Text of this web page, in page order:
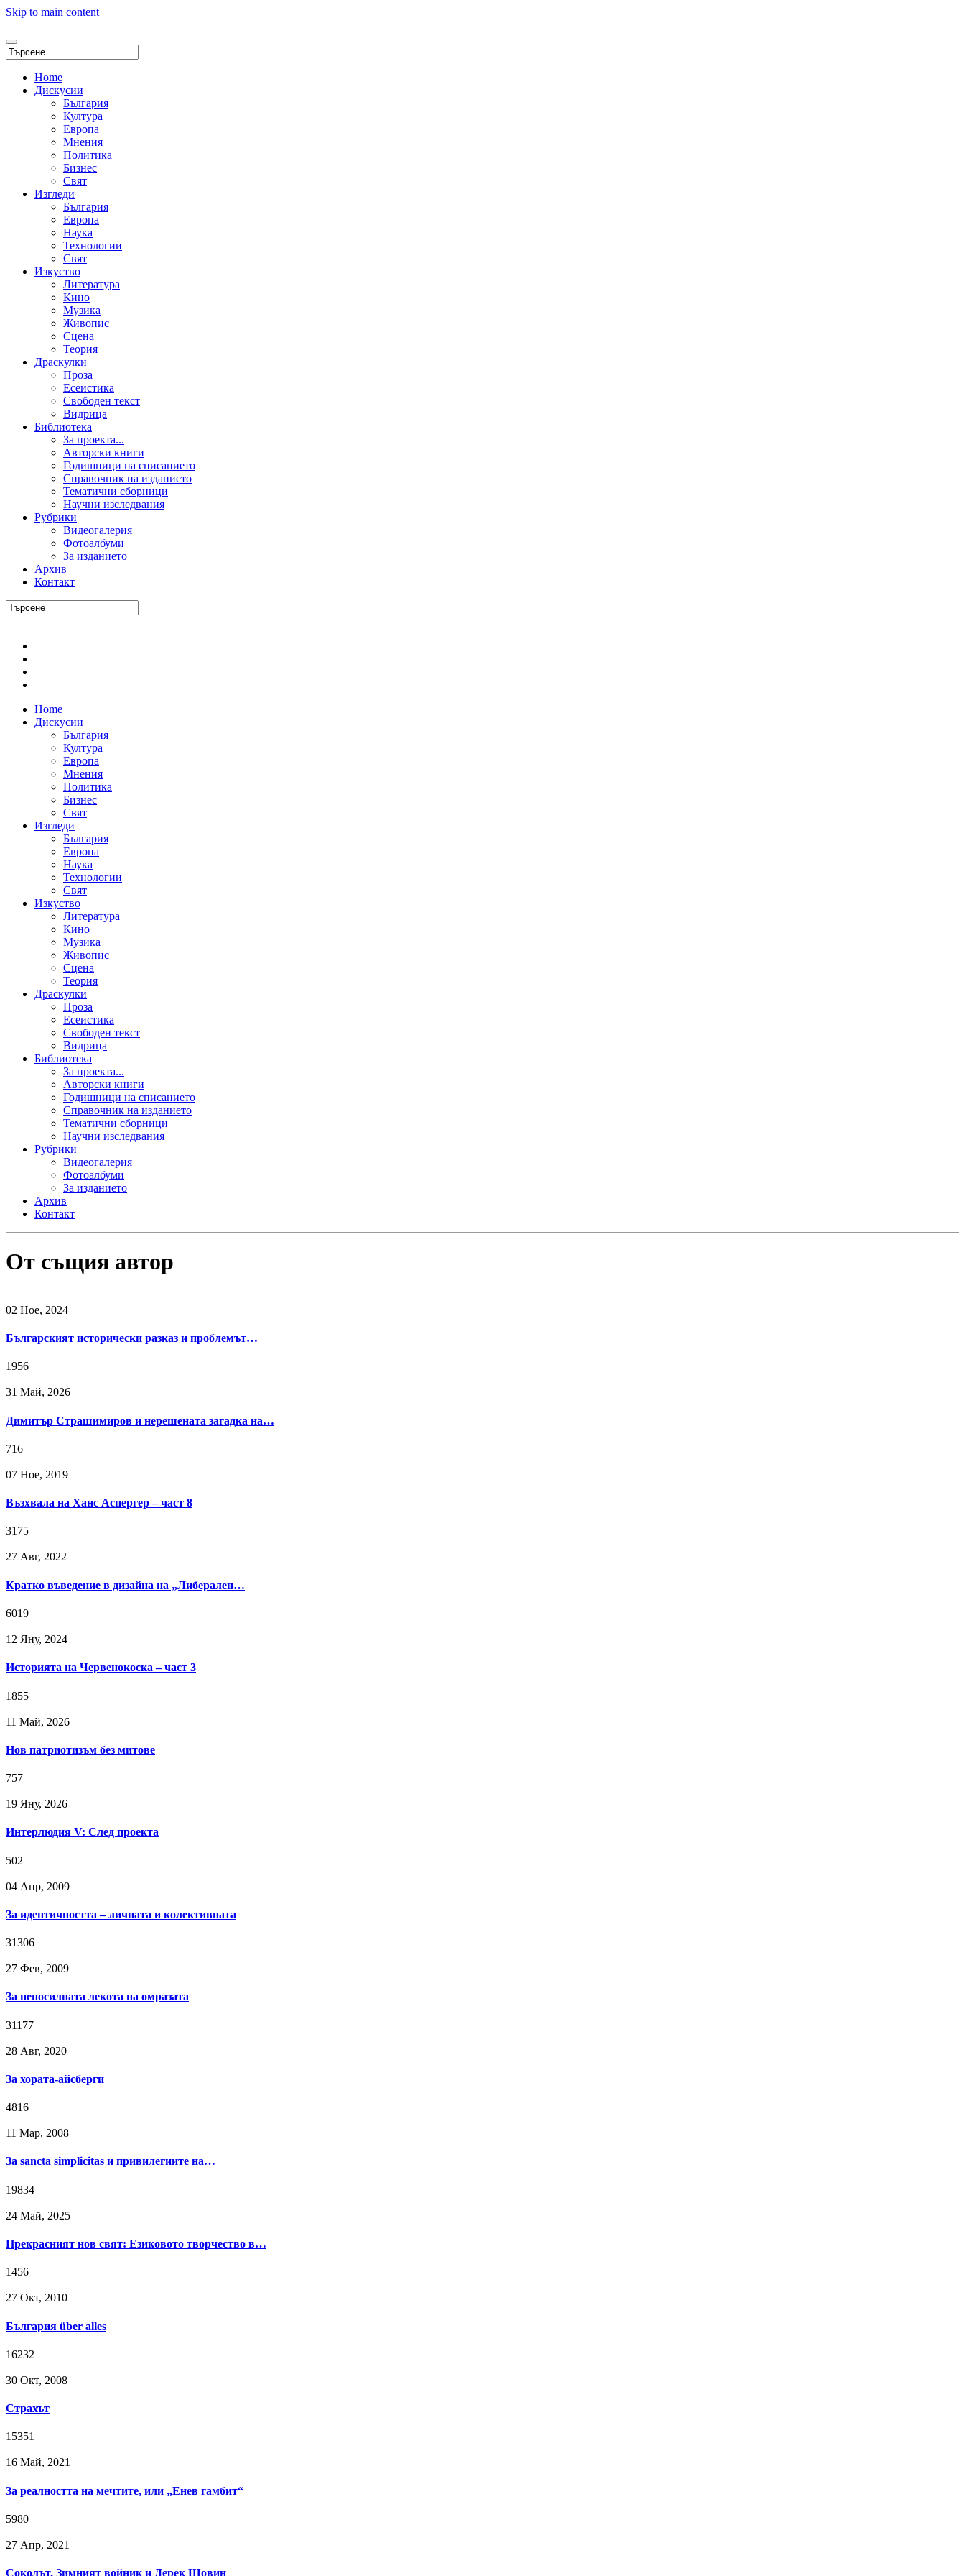
Skip to main content
Home
Дискусии
България
Култура
Европа
Мнения
Политика
Бизнес
Свят
Изгледи
България
Европа
Наука
Технологии
Свят
Изкуство
Литература
Кино
Музика
Живопис
Сцена
Теория
Драскулки
Проза
Есеистика
Свободен текст
Видрица
Библиотека
За проекта...
Авторски книги
Годишници на списанието
Справочник на изданието
Тематични сборници
Научни изследвания
Рубрики
Видеогалерия
Фотоалбуми
За изданието
Архив
Контакт
Home
Дискусии
България
Култура
Европа
Мнения
Политика
Бизнес
Свят
Изгледи
България
Европа
Наука
Технологии
Свят
Изкуство
Литература
Кино
Музика
Живопис
Сцена
Теория
Драскулки
Проза
Есеистика
Свободен текст
Видрица
Библиотека
За проекта...
Авторски книги
Годишници на списанието
Справочник на изданието
Тематични сборници
Научни изследвания
Рубрики
Видеогалерия
Фотоалбуми
За изданието
Архив
Контакт
От същия автор
02 Ное, 2024
Българският исторически разказ и проблемът…
1956
31 Май, 2026
Димитър Страшимиров и нерешената загадка на…
716
07 Ное, 2019
Възхвала на Ханс Аспергер – част 8
3175
27 Авг, 2022
Кратко въведение в дизайна на „Либерален…
6019
12 Яну, 2024
Историята на Червенокоска – част 3
1855
11 Май, 2026
Нов патриотизъм без митове
757
19 Яну, 2026
Интерлюдия V: След проекта
502
04 Апр, 2009
За идентичността – личната и колективната
31306
27 Фев, 2009
За непосилната лекота на омразата
31177
28 Авг, 2020
За хората-айсберги
4816
11 Мар, 2008
За sancta simplicitas и привилегиите на…
19834
24 Май, 2025
Прекрасният нов свят: Езиковото творчество в…
1456
27 Окт, 2010
България über alles
16232
30 Окт, 2008
Страхът
15351
16 Май, 2021
За реалността на мечтите, или „Енев гамбит“
5980
27 Апр, 2021
Соколът, Зимният войник и Дерек Шовин